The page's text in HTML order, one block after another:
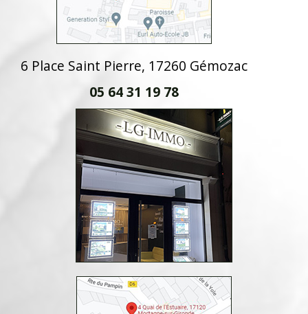
6 Place Saint Pierre, 17260 Gémozac
05 64 31 19 78